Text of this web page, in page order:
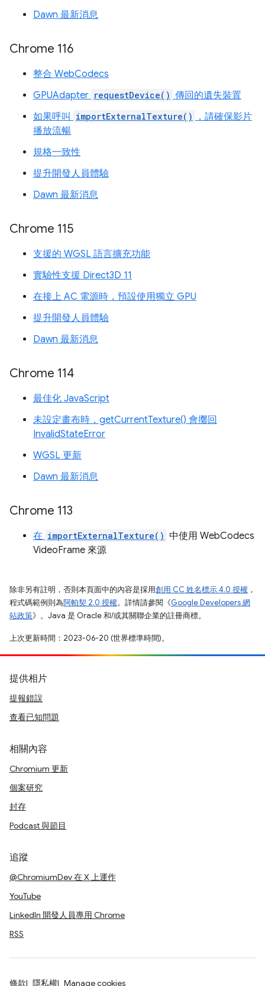
Dawn 最新消息
Chrome 116
整合 WebCodecs
GPUAdapter requestDevice() 傳回的遺失裝置
如果呼叫
importExternalTexture()
，請確保影片
播放流暢
規格一致性
提升開發人員體驗
Dawn 最新消息
Chrome 115
支援的 WGSL 語言擴充功能
實驗性支援 Direct3D 11
在接上 AC 電源時，預設使用獨立 GPU
提升開發人員體驗
Dawn 最新消息
Chrome 114
最佳化 JavaScript
未設定畫布時，getCurrentTexture() 會擲回
InvalidStateError
WGSL 更新
Dawn 最新消息
Chrome 113
在 importExternalTexture() 中使用 WebCodecs
VideoFrame 來源
除非另有註明，否則本頁面中的內容是採用創用 CC 姓名標示 4.0 授權 ，
程式碼範例則為阿帕契 2.0 授權。詳情請參閱《Google Developers 網
站政策》。Java 是 Oracle 和/或其關聯企業的註冊商標。
上次更新時間：2023-06-20 (世界標準時間)。
提供相片
提報錯誤
查看已知問題
相關內容
Chromium 更新
個案研究
封存
Podcast 與節目
追蹤
@ChromiumDev 在 X 上運作
YouTube
LinkedIn 開發人員專用 Chrome
RSS
條款 隱私權 Manage cookies